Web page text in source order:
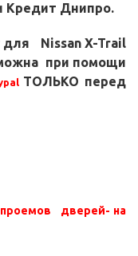
Кредит Днипро.
для Nissan X-Trail
при помощи
ТОЛЬКО перед
дверей- на